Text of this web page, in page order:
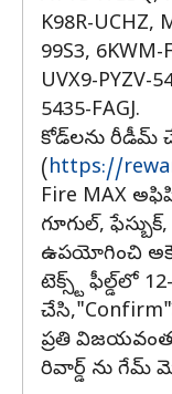
K98R-UCHZ,
99S3, 6KWM-
UVX9-PYZV-
5435-FAGJ.
కోడ్‌లను
(https://
Fire MAX
గూగుల్,
ఉపయోగించి
టెక్స్ట్ ఫీల్డ్‌లో
ప్రతి
రివార్డ్ ను గేమ్